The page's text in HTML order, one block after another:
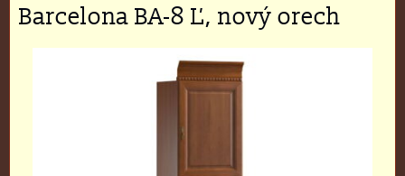
Barcelona BA-8 Ľ, nový orech